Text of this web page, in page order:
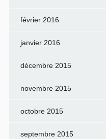
février 2016
janvier 2016
décembre 2015
novembre 2015
octobre 2015
septembre 2015